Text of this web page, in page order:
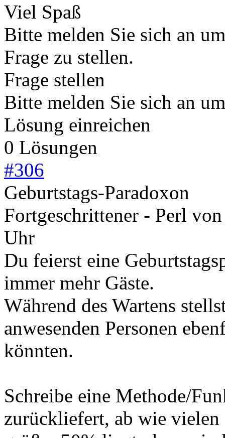
Viel Spaß
Bitte melden Sie sich an
Frage zu stellen.
Frage stellen
Bitte melden Sie sich an
Lösung einreichen
0 Lösungen
#306
Geburtstags-Paradoxon
Fortgeschrittener - Perl
Uhr
Du feierst eine
immer mehr Gäste.
Während des Wartens
anwesenden Personen
könnten.
Schreibe eine Methode/
zurückliefert, ab wie vielen